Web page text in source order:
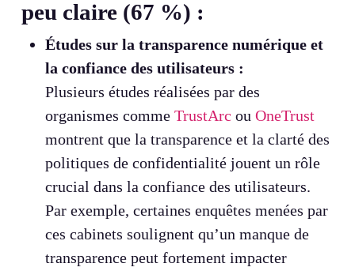
peu claire (67 %) :
Études sur la transparence numérique et
la confiance des utilisateurs :
Plusieurs études réalisées par des
organismes comme TrustArc ou OneTrust
montrent que la transparence et la clarté des
politiques de confidentialité jouent un rôle
crucial dans la confiance des utilisateurs.
Par exemple, certaines enquêtes menées par
ces cabinets soulignent qu’un manque de
transparence peut fortement impacter